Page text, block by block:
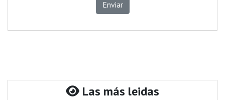
Enviar
Las más leidas